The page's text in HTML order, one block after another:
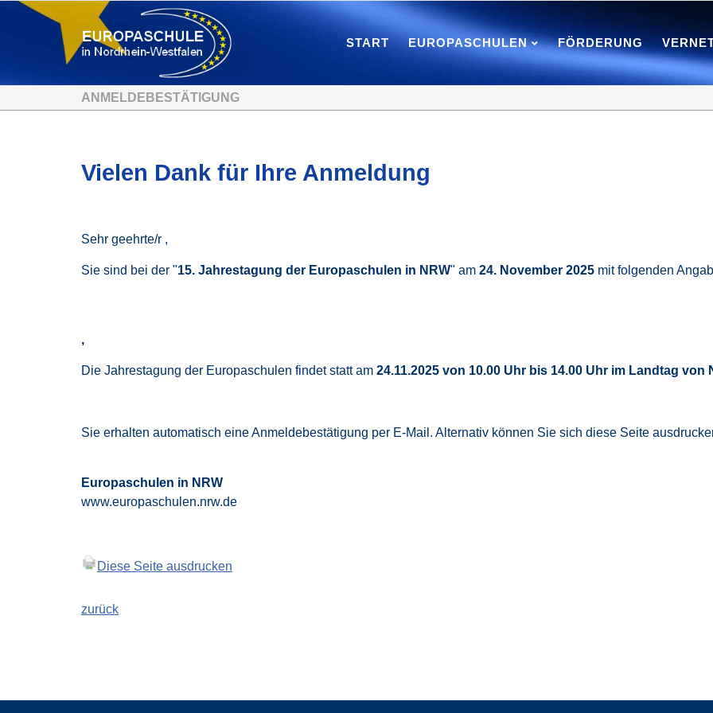
START EUROPASCHULEN FÖRDERUNG
ANMELDEBESTÄTIGUNG
Vielen Dank für Ihre Anmeldung
Sehr geehrte/r ,
Sie sind bei der "15. Jahrestagung der Europaschulen in NRW" am 24. November 2025 mit folgenden
,
Die Jahrestagung der Europaschulen findet statt am 24.11.2025 von 10.00 Uhr bis 14.00 Uhr im Landtag von
Sie erhalten automatisch eine Anmeldebestätigung per E-Mail. Alternativ können Sie sich diese Seite
Europaschulen in NRW
www.europaschulen.nrw.de
Diese Seite ausdrucken
zurück